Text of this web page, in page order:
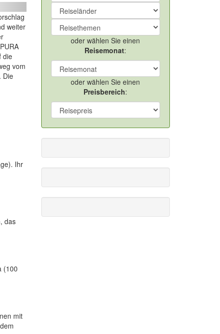
weiter
die
vom
Die
Ihr
das
(100
mit
oder wählen Sie einen
Reisemonat:
oder wählen Sie einen
Preisbereich: